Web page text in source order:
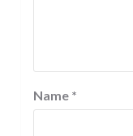
Name *